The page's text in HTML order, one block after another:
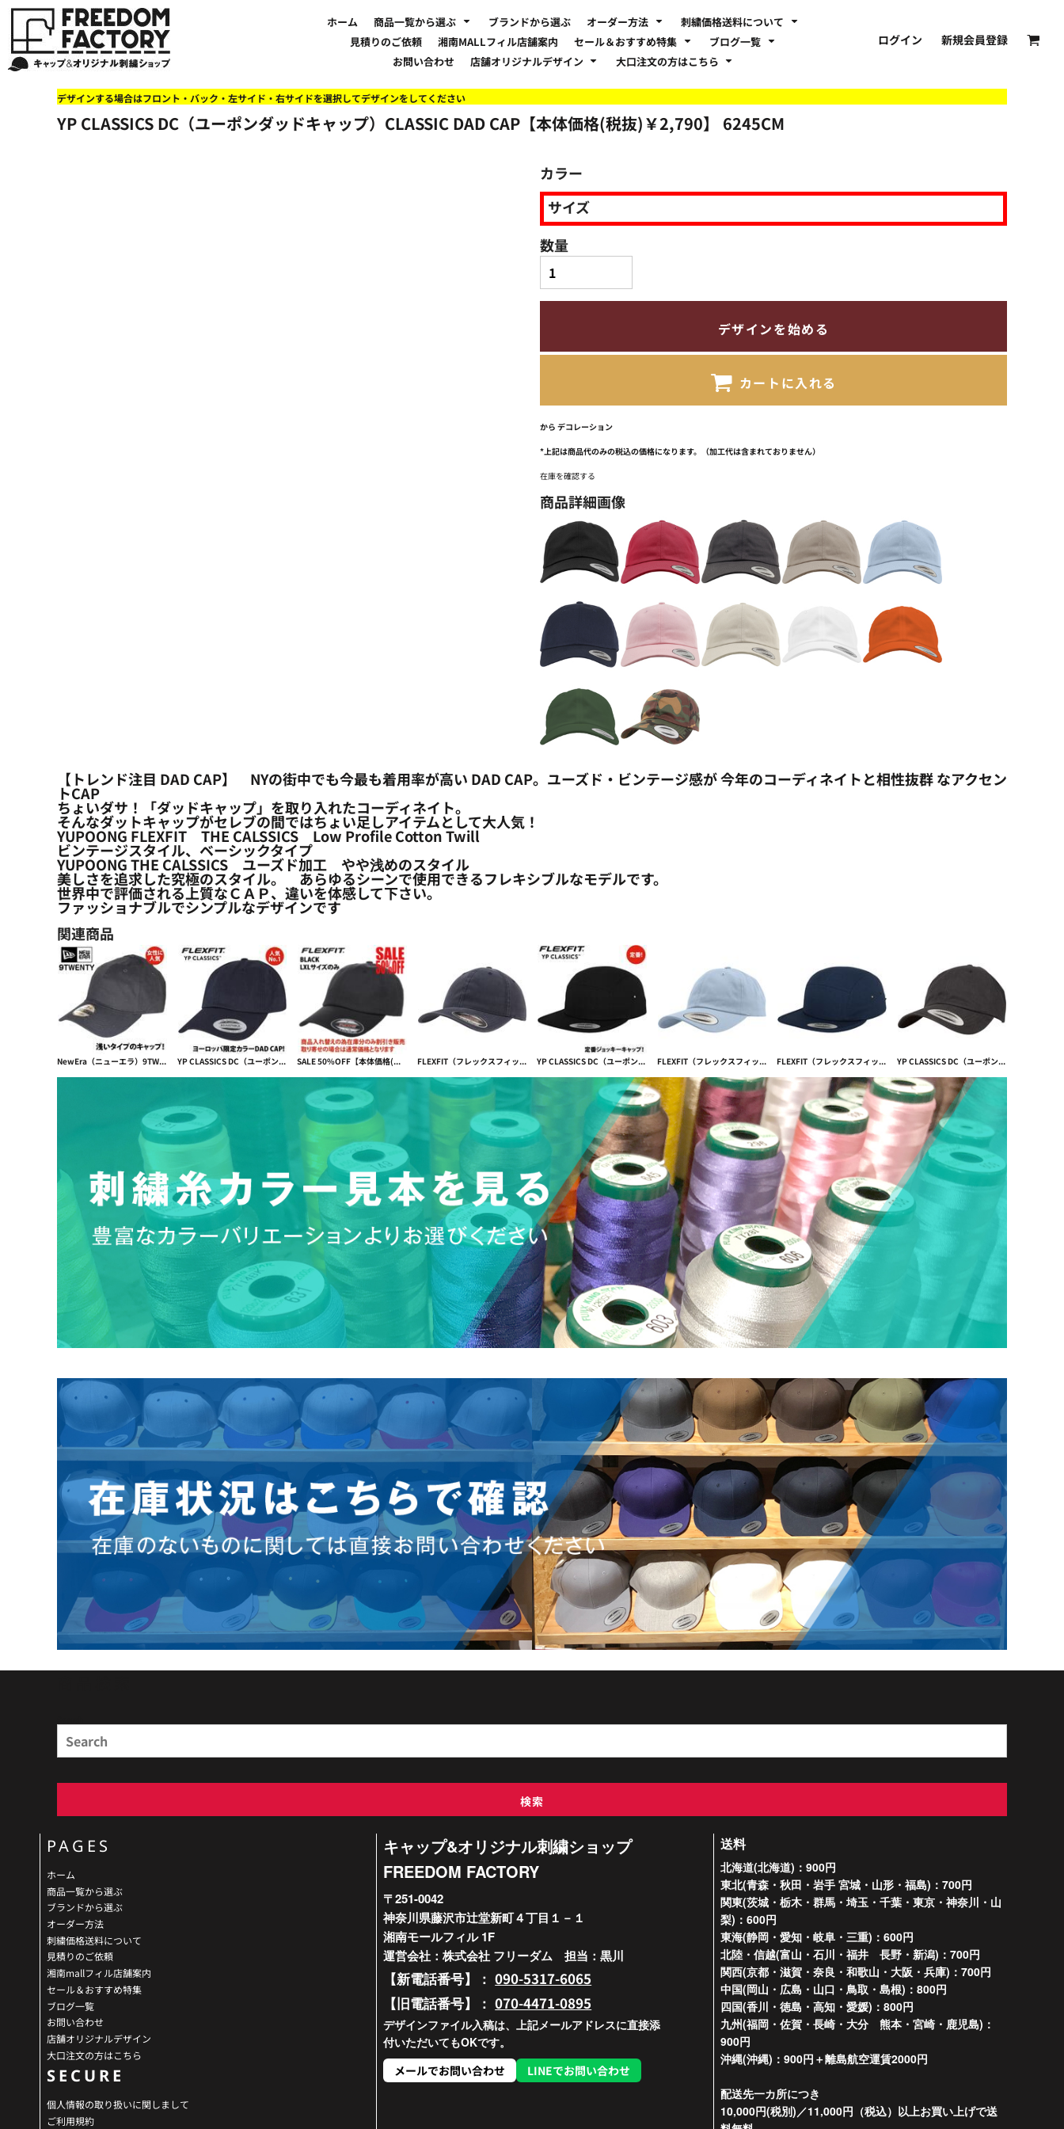
ホーム 商品一覧から選ぶ ブランドから選ぶ オーダー方法
刺繍価格送料について
見積りのご依頼
湘南MALLフィル店舗案内 セール＆おすすめ特集
ブログ一覧
お問い合わせ
店舗オリジナルデザイン 大口注文の方はこちら
ログイン 新規会員登録
デザインする場合はフロント・バック・左サイド・右サイドを選択してデザインをしてください
YP CLASSICS DC（ユーポンダッドキャップ）CLASSIC DAD CAP【本体価格(税抜)￥2,790】 6245CM
カラー
サイズ
数量
デザインを始める
カートに入れる
から デコレーション
*上記は商品代のみの税込の価格になります。（加工代は含まれておりません）
在庫を確認する
商品詳細画像
【トレンド注目 DAD CAP】 NYの街中でも今最も着用率が高い DAD CAP。ユーズド・ビンテージ感が 今年のコーディネイトと相性抜群 なアクセン
トCAP
ちょいダサ！「ダッドキャップ」を取り入れたコーディネイト。
そんなダットキャップがセレブの間ではちょい足しアイテムとして大人気！
YUPOONG FLEXFIT THE CALSSICS Low Profile Cotton Twill
ビンテージスタイル、ベーシックタイプ
YUPOONG THE CALSSICS ユーズド加工 やや浅めのスタイル
美しさを追求した究極のスタイル。 あらゆるシーンで使用できるフレキシブルなモデルです。
世界中で評価される上質なＣＡＰ、違いを体感して下さい。
ファッショナブルでシンプルなデザインです
関連商品
NewEra（ニューエラ）9TWENTY Adjustable low cap【本体価格(税抜)￥4,990】 YP CLASSICS DC（ユーポンダッドキャップ）EU限定カラー CLASSIC DAD CAP【本体価格(税抜)￥2,790】 SALE 50%OFF【本体価格(税抜)￥3390→￥1695】FLEXFIT（フレックスフィット）COTTON TWILL DAD CAP 【本体価格(税抜)￥3,390】 FLEXFIT（フレックスフィット） GARMENT WASHED COTTON CAP ガーメントウォッシュ【本体価格(税抜)￥3,390】 YP CLASSICS DC（ユーポンダッドキャップ）ジョッキーキャップ JOCKEY CAP 【本体価格(税抜)￥2,790】 FLEXFIT（フレックスフィット）ジュニアサイズ51-55cm CLASSIC DAD CAP【本体価格(税抜)￥2,790】 FLEXFIT（フレックスフィット）ジュニアサイズ 51-55cm JOCKEY CAP【本体価格(税抜)￥2,490】 YP CLASSICS DC（ユーポンダッドキャップ） PEACHED COTTON TWILL ピーチコットンダッドキャップ【本体価格(税抜)￥3,390】
検索
PAGES
ホーム
商品一覧から選ぶ
ブランドから選ぶ
オーダー方法
刺繍価格送料について
見積りのご依頼
湘南mallフィル店舗案内
セール＆おすすめ特集
ブログ一覧
お問い合わせ
店舗オリジナルデザイン
大口注文の方はこちら
SECURE
個人情報の取り扱いに関しまして
ご利用規約
キャップ&オリジナル刺繍ショップ
FREEDOM FACTORY
〒251-0042
神奈川県藤沢市辻堂新町４丁目１－１
湘南モールフィル 1F
運営会社：株式会社 フリーダム 担当：黒川
【新電話番号】：090-5317-6065
【旧電話番号】：070-4471-0895
デザインファイル入稿は、上記メールアドレスに直接添
付いただいてもOKです。
メールでお問い合わせ
LINEでお問い合わせ
送料
北海道(北海道)：900円
東北(青森・秋田・岩手 宮城・山形・福島)：700円
関東(茨城・栃木・群馬・埼玉・千葉・東京・神奈川・山
梨)：600円
東海(静岡・愛知・岐阜・三重)：600円
北陸・信越(富山・石川・福井 長野・新潟)：700円
関西(京都・滋賀・奈良・和歌山・大阪・兵庫)：700円
中国(岡山・広島・山口・鳥取・島根)：800円
四国(香川・徳島・高知・愛媛)：800円
九州(福岡・佐賀・長崎・大分 熊本・宮崎・鹿児島)：
900円
沖縄(沖縄)：900円＋離島航空運賃2000円
配送先一カ所につき
10,000円(税別)／11,000円（税込）以上お買い上げで送
ホーム
商品一覧から選ぶ
商品一覧から選ぶ
オーダー方法
オーダー方法
新着おすすめ商品
セール
NEW ERA BLANK CAP(ニューエラ 無地キャップ）
FLEXFIT/YUPOONG（フレックスフィット/ユーポン 無地キャップ）
その他ブランドブランク無地キャップ
オリジナル刺繍をオーダー
文字でデザインする場合
お客様のデザインをアップロードする場合
ネットで購入した方で再注文したい方へ
Q&A 質問と回答参考事例
【帽子】刺繍価格について
【アパレル】刺繍価格について
送料について
オリジナル刺繍製作事例
オリジナル刺繍価格参考事例
バッグやTシャツにも刺繍可能
59FIFTYとは?
ユーポン/フレックスフィットとは
ユナイテッドアスレ取り扱い開始!
キャラクターワッペン販売中!
商品紹介・新着情報
刺繍・デザインの知識
刺繍ミシン・設備紹介
帽子のメンテナンス他
FREEDOM
アルファベット3D刺繍 花文字A A-Z
ワッペン
湘南
父の日
法人・企業向け商品特集
イベント・販促向け商品特集
学校・部活向け商品特集